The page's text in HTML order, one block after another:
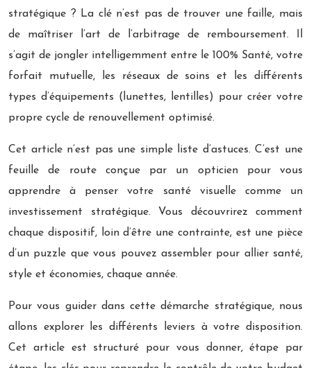
stratégique ? La clé n’est pas de trouver une faille, mais
de maîtriser l’art de l’arbitrage de remboursement. Il
s’agit de jongler intelligemment entre le 100% Santé, votre
forfait mutuelle, les réseaux de soins et les différents
types d’équipements (lunettes, lentilles) pour créer votre
propre cycle de renouvellement optimisé.
Cet article n’est pas une simple liste d’astuces. C’est une
feuille de route conçue par un opticien pour vous
apprendre à penser votre santé visuelle comme un
investissement stratégique. Vous découvrirez comment
chaque dispositif, loin d’être une contrainte, est une pièce
d’un puzzle que vous pouvez assembler pour allier santé,
style et économies, chaque année.
Pour vous guider dans cette démarche stratégique, nous
allons explorer les différents leviers à votre disposition.
Cet article est structuré pour vous donner, étape par